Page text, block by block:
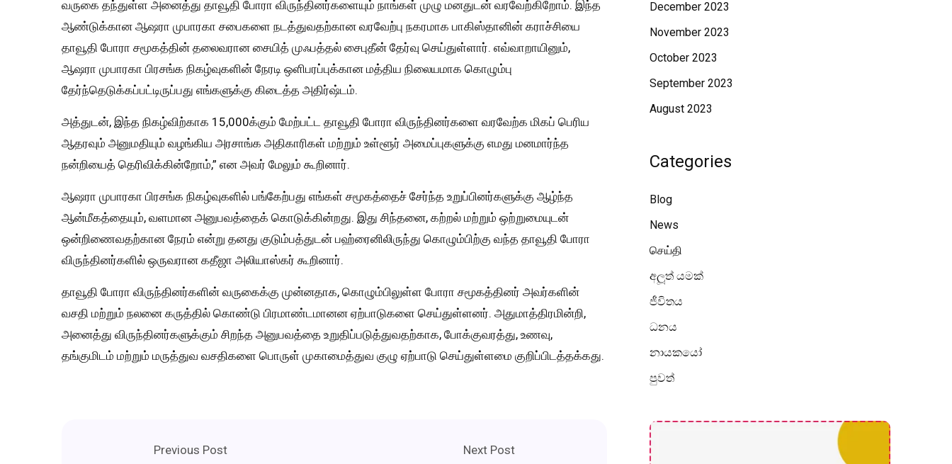
வருகை தந்துள்ள அனைத்து தாவூதி போரா விருந்தினர்களையும் நாங்கள் முழு மனதுடன் வரவேற்கிறோம். இந்த
ஆண்டுக்கான ஆஷரா முபாரகா சபைகளை நடத்துவதற்கான வரவேற்பு நகரமாக பாகிஸ்தானின் கராச்சியை
தாவூதி போரா சமூகத்தின் தலைவரான சையித் முஃபத்தல் சைபுதீன் தேர்வு செய்துள்ளார். எவ்வாறாயினும்,
ஆஷரா முபாரகா பிரசங்க நிகழ்வுகளின் நேரடி ஒளிபரப்புக்கான மத்திய நிலையமாக கொழும்பு
தேர்ந்தெடுக்கப்பட்டிருப்பது எங்களுக்கு கிடைத்த அதிர்ஷ்டம்.
அத்துடன், இந்த நிகழ்விற்காக 15,000க்கும் மேற்பட்ட தாவூதி போரா விருந்தினர்களை வரவேற்க மிகப் பெரிய
ஆதரவும் அனுமதியும் வழங்கிய அரசாங்க அதிகாரிகள் மற்றும் உள்ளூர் அமைப்புகளுக்கு எமது மனமார்ந்த
நன்றியைத் தெரிவிக்கின்றோம்,” என அவர் மேலும் கூறினார்.
ஆஷரா முபாரகா பிரசங்க நிகழ்வுகளில் பங்கேற்பது எங்கள் சமூகத்தைச் சேர்ந்த உறுப்பினர்களுக்கு ஆழ்ந்த
ஆன்மீகத்தையும், வளமான அனுபவத்தைக் கொடுக்கின்றது. இது சிந்தனை, கற்றல் மற்றும் ஒற்றுமையுடன்
ஒன்றிணைவதற்கான நேரம் என்று தனது குடும்பத்துடன் பஹ்ரைனிலிருந்து கொழும்பிற்கு வந்த தாவூதி போரா
விருந்தினர்களில் ஒருவரான கதீஜா அலியாஸ்கர் கூறினார்.
தாவூதி போரா விருந்தினர்களின் வருகைக்கு முன்னதாக, கொழும்பிலுள்ள போரா சமூகத்தினர் அவர்களின்
வசதி மற்றும் நலனை கருத்தில் கொண்டு பிரமாண்டமானன ஏற்பாடுகளை செய்துள்ளனர். அதுமாத்திரமின்றி,
அனைத்து விருந்தினர்களுக்கும் சிறந்த அனுபவத்தை உறுதிப்படுத்துவதற்காக, போக்குவரத்து, உணவு,
தங்குமிடம் மற்றும் மருத்துவ வசதிகளை பொருள் முகாமைத்துவ குழு ஏற்பாடு செய்துள்ளமை குறிப்பிடத்தக்கது.
Previous Post Next Post
December 2023
November 2023
October 2023
September 2023
August 2023
Categories
Blog
News
செய்தி
අලූත් යමක්
ජීවිතය
ධනය
නායකයෝ
පුවත්